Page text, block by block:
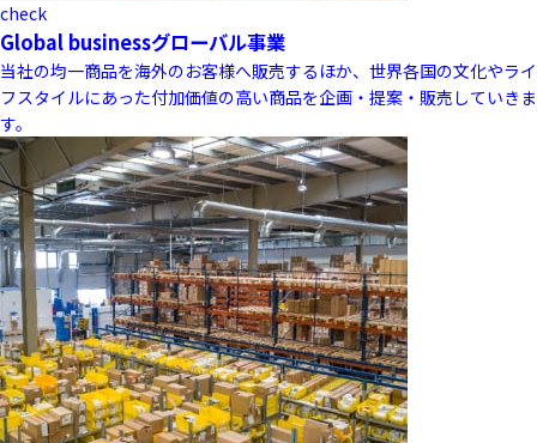
check
Global businessグローバル事業
当社の均一商品を海外のお客様へ販売するほか、世界各国の文化やライ
フスタイルにあった付加価値の高い商品を企画・提案・販売していきま
す。